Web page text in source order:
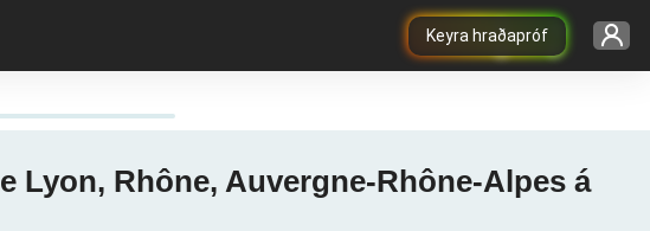
Keyra hraðapróf
Lyon, Rhône, Auvergne-Rhône-Alpes á